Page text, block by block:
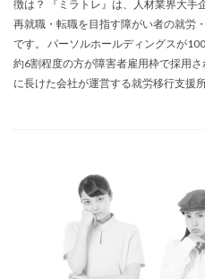
徴は？ 『ミラトレ』は、人材業界大手
再就職・転職を目指す障がい者の就労
です。 パーソルホールディングスが
約6割程度の方が障害者雇用枠で採用
に長けた会社が運営する就労移行支援